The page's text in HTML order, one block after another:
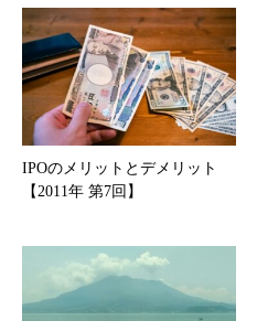
IPOのメリットとデメリット
【2011年 第7回】